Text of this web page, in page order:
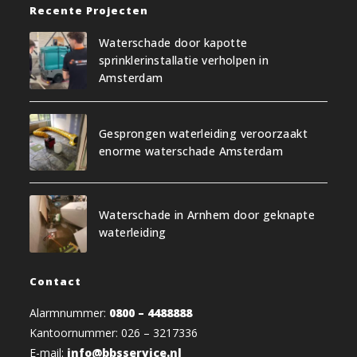
Recente Projecten
Waterschade door kapotte
sprinklerinstallatie verholpen in
Amsterdam
Gesprongen waterleiding veroorzaakt
enorme waterschade Amsterdam
Waterschade in Arnhem door geknapte
waterleiding
Contact
Alarmnummer: 0800 – 4488888
Kantoornummer: 026 – 3217336
E-mail: info@bbsservice.nl